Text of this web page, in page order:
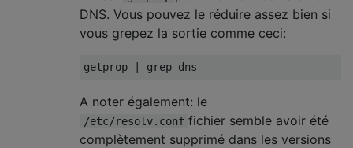
DNS. Vous pouvez le réduire assez bien si
vous grepez la sortie comme ceci:
A noter également: le
/etc/resolv.conf fichier semble avoir été
complètement supprimé dans les versions